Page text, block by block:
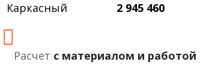
Каркасный
2 945 460
Расчет с материалом и работой